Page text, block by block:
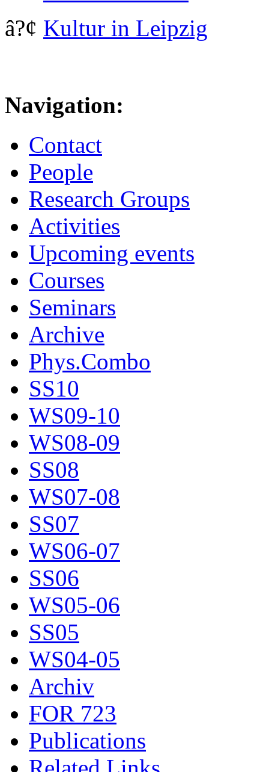
â?¢ Kultur in Leipzig
Navigation:
Contact
People
Research Groups
Activities
Upcoming events
Courses
Seminars
Archive
Phys.Combo
SS10
WS09-10
WS08-09
SS08
WS07-08
SS07
WS06-07
SS06
WS05-06
SS05
WS04-05
Archiv
FOR 723
Publications